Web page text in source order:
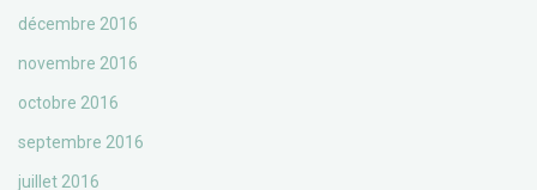
décembre 2016
novembre 2016
octobre 2016
septembre 2016
juillet 2016